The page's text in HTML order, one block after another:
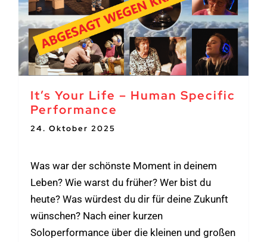
It’s Your Life – Human Specific
Performance
24. Oktober 2025
Was war der schönste Moment in deinem
Leben? Wie warst du früher? Wer bist du
heute? Was würdest du dir für deine Zukunft
wünschen? Nach einer kurzen
Soloperformance über die kleinen und großen